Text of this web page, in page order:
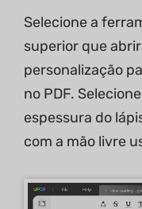
Selecione a
superior que
personalização
no PDF.
espessura do
com a mão livre